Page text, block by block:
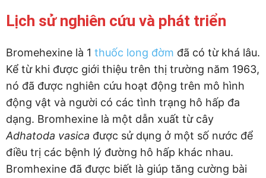
Lịch sử nghiên cứu và phát triển
Bromehexine là 1 thuốc long đờm đã có từ khá lâu.
Kể từ khi được giới thiệu trên thị trường năm 1963,
nó đã được nghiên cứu hoạt động trên mô hình
động vật và người có các tình trạng hô hấp đa
dạng. Bromhexine là một dẫn xuất từ cây
Adhatoda vasica được sử dụng ở một số nước để
điều trị các bệnh lý đường hô hấp khác nhau.
Bromhexine đã được biết là giúp tăng cường bài